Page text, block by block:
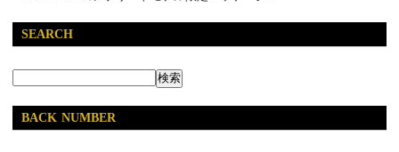
SEARCH
BACK NUMBER